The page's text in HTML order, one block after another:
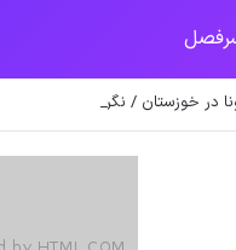
در خوزستان / نگرانی از گسترش